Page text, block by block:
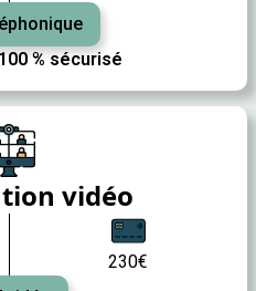
% sécurisé
vidéo
230€